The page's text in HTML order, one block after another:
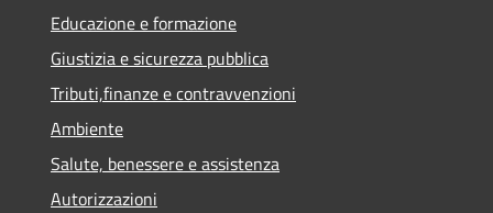
Educazione e formazione
Giustizia e sicurezza pubblica
Tributi,finanze e contravvenzioni
Ambiente
Salute, benessere e assistenza
Autorizzazioni